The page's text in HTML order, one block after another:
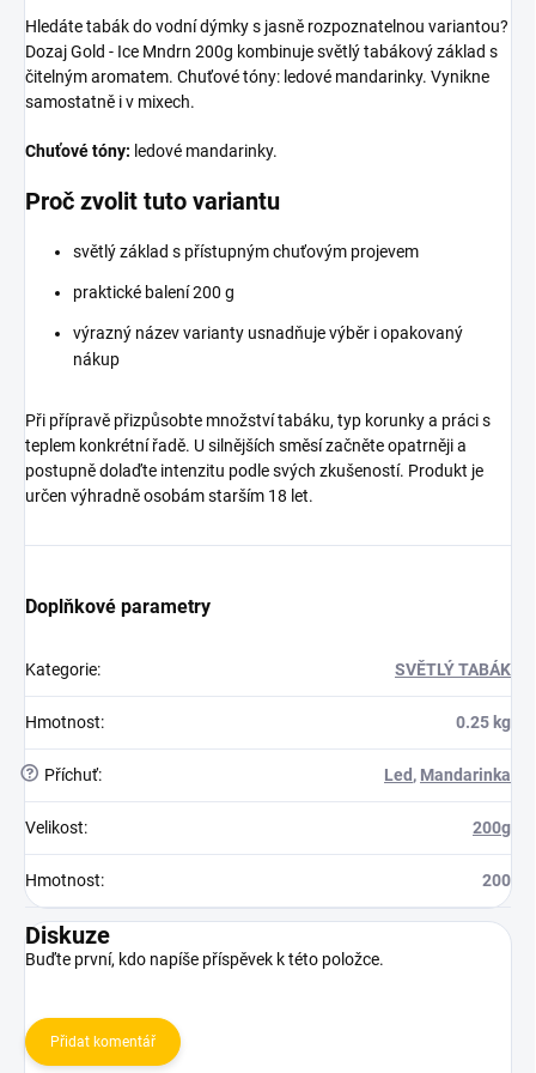
Hledáte tabák do vodní dýmky s jasně rozpoznatelnou variantou?
Dozaj Gold - Ice Mndrn 200g kombinuje světlý tabákový základ s
čitelným aromatem. Chuťové tóny: ledové mandarinky. Vynikne
samostatně i v mixech.
Chuťové tóny: ledové mandarinky.
Proč zvolit tuto variantu
světlý základ s přístupným chuťovým projevem
praktické balení 200 g
výrazný název varianty usnadňuje výběr i opakovaný
nákup
Při přípravě přizpůsobte množství tabáku, typ korunky a práci s
teplem konkrétní řadě. U silnějších směsí začněte opatrněji a
postupně dolaďte intenzitu podle svých zkušeností. Produkt je
určen výhradně osobám starším 18 let.
Doplňkové parametry
Kategorie: SVĚTLÝ TABÁK
Hmotnost: 0.25 kg
? Příchuť: Led, Mandarinka
Velikost: 200g
Hmotnost: 200
Diskuze
Buďte první, kdo napíše příspěvek k této položce.
Přidat komentář